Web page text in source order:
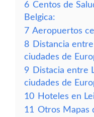
6 Centos de
Belgica:
7 Aeropuertos
8 Distancia
ciudades de
9 Distacia entre
ciudades de
10 Hoteles en
11 Otros Mapas